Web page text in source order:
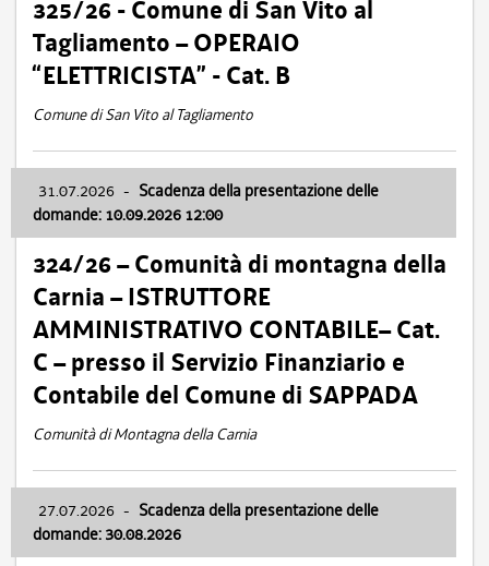
325/26 - Comune di San Vito al
Tagliamento – OPERAIO
“ELETTRICISTA” - Cat. B
Comune di San Vito al Tagliamento
31.07.2026 - Scadenza della presentazione delle
domande: 10.09.2026 12:00
324/26 – Comunità di montagna della
Carnia – ISTRUTTORE
AMMINISTRATIVO CONTABILE– Cat.
C – presso il Servizio Finanziario e
Contabile del Comune di SAPPADA
Comunità di Montagna della Carnia
27.07.2026 - Scadenza della presentazione delle
domande: 30.08.2026